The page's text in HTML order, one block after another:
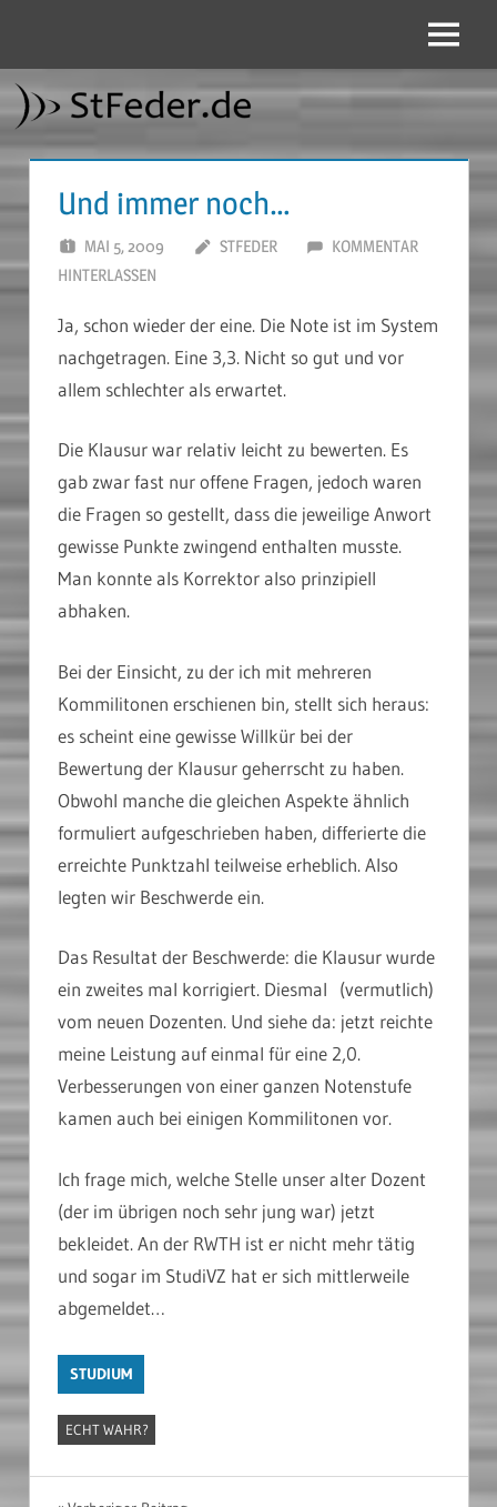
springen
Menü
Und immer noch…
MAI 5, 2009 STFEDER
KOMMENTAR
HINTERLASSEN
Ja, schon wieder der eine. Die Note ist im System
nachgetragen. Eine 3,3. Nicht so gut und vor
allem schlechter als erwartet.
Die Klausur war relativ leicht zu bewerten. Es
gab zwar fast nur offene Fragen, jedoch waren
die Fragen so gestellt, dass die jeweilige Anwort
gewisse Punkte zwingend enthalten musste.
Man konnte als Korrektor also prinzipiell
abhaken.
Bei der Einsicht, zu der ich mit mehreren
Kommilitonen erschienen bin, stellt sich heraus:
es scheint eine gewisse Willkür bei der
Bewertung der Klausur geherrscht zu haben.
Obwohl manche die gleichen Aspekte ähnlich
formuliert aufgeschrieben haben, differierte die
erreichte Punktzahl teilweise erheblich. Also
legten wir Beschwerde ein.
Das Resultat der Beschwerde: die Klausur wurde
ein zweites mal korrigiert. Diesmal (vermutlich)
vom neuen Dozenten. Und siehe da: jetzt reichte
meine Leistung auf einmal für eine 2,0.
Verbesserungen von einer ganzen Notenstufe
kamen auch bei einigen Kommilitonen vor.
Ich frage mich, welche Stelle unser alter Dozent
(der im übrigen noch sehr jung war) jetzt
bekleidet. An der RWTH ist er nicht mehr tätig
und sogar im StudiVZ hat er sich mittlerweile
abgemeldet…
STUDIUM
ECHT WAHR?